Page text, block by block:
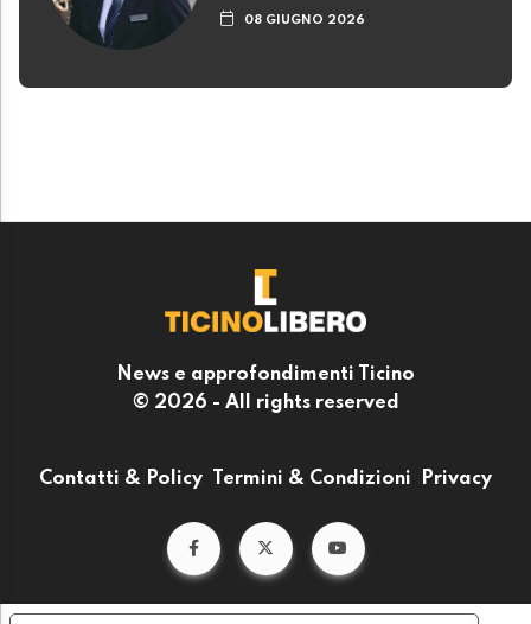
08 GIUGNO 2026
News e approfondimenti Ticino
© 2026 - All rights reserved
Contatti & Policy Termini & Condizioni Privacy